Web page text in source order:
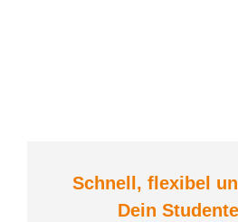
Schnell, flexibel
Dein Student